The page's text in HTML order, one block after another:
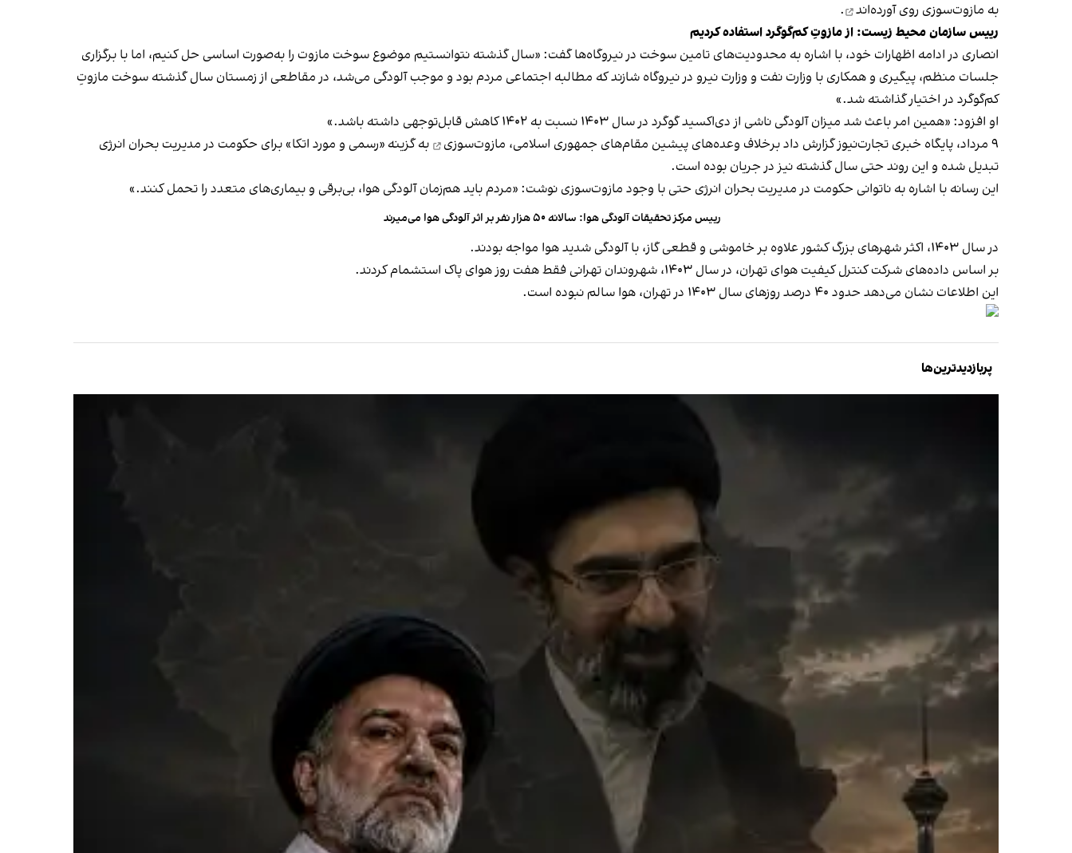
به مازوت‌سوزی روی آورده‌اند
.
رییس سازمان محیط زیست: از مازوتِ کم‌گوگرد استفاده کردیم
انصاری در ادامه اظهارات خود، با اشاره به محدودیت‌های تامین سوخت در نیروگاه‌ها گفت: «سال گذشته نتوانستیم موضوع سوخت مازوت را به‌صورت اساسی حل کنیم، اما با برگزاری
جلسات منظم، پیگیری و همکاری با وزارت نفت و وزارت نیرو در نیروگاه شازند که مطالبه اجتماعی مردم بود و موجب آلودگی می‌شد، در مقاطعی از زمستان سال گذشته سوخت مازوتِ
کم‌گوگرد در اختیار گذاشته شد.»
او افزود: «همین امر باعث شد میزان آلودگی ناشی از دی‌اکسید گوگرد در سال ۱۴۰۳ نسبت به ۱۴۰۲ کاهش قابل‌توجهی داشته باشد.»
۹ مرداد، پایگاه خبری تجارت‌نیوز گزارش داد برخلاف وعده‌های پیشین مقام‌های جمهوری اسلامی،
مازوت‌سوزی
به گزینه «رسمی و مورد اتکا» برای حکومت در مدیریت بحران انرژی
تبدیل شده و این روند حتی سال گذشته نیز در جریان بوده است.
این رسانه با اشاره به ناتوانی حکومت در مدیریت بحران انرژی حتی با وجود مازوت‌سوزی نوشت: «مردم باید هم‌زمان آلودگی هوا، بی‌برقی و بیماری‌های متعدد را تحمل کنند.»
رییس مرکز تحقیقات آلودگی هوا: سالانه ۵۰ هزار نفر بر اثر آلودگی هوا می‌میرند
در سال ۱۴۰۳، اکثر شهرهای بزرگ کشور علاوه بر خاموشی و قطعی گاز، با آلودگی شدید هوا مواجه بودند.
بر اساس داده‌های شرکت کنترل کیفیت هوای تهران، در سال ۱۴۰۳، شهروندان تهرانی فقط هفت روز هوای پاک استشمام کردند.
این اطلاعات نشان می‌دهد حدود ۴۰ درصد روزهای سال ۱۴۰۳ در تهران، هوا سالم نبوده است.
پربازدیدترین‌ها